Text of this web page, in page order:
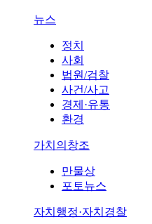
뉴스
정치
사회
법원/검찰
사건/사고
경제·유통
환경
가치의창조
만물상
포토뉴스
자치행정·자치경찰